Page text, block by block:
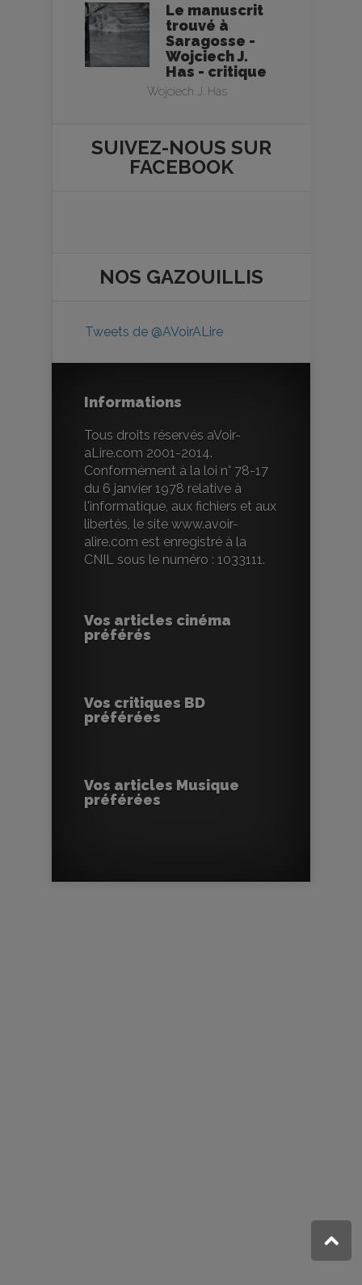
Le manuscrit
trouvé à
Saragosse -
Wojciech J.
Has - critique
Wojciech J. Has
SUIVEZ-NOUS SUR
FACEBOOK
NOS GAZOUILLIS
Tweets de @AVoirALire
Informations
Tous droits réservés aVoir-
aLire.com 2001-2014.
Conformément à la loi n° 78-17
du 6 janvier 1978 relative à
l'informatique, aux fichiers et aux
libertés, le site www.avoir-
alire.com est enregistré à la
CNIL sous le numéro : 1033111.
Vos articles cinéma
préférés
Vos critiques BD
préférées
Vos articles Musique
préférées